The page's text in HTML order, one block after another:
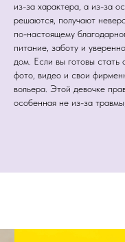
из-за характера, а из-за
решаются, получают
по-настоящему
питание, заботу и
дом. Если вы готовы
фото, видео и свои
вольера. Этой девочке
особенная не из-за